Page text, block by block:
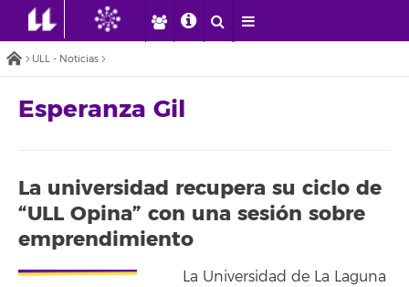
ULL - Noticias
Esperanza Gil
La universidad recupera su ciclo de
“ULL Opina” con una sesión sobre
emprendimiento
La Universidad de La Laguna